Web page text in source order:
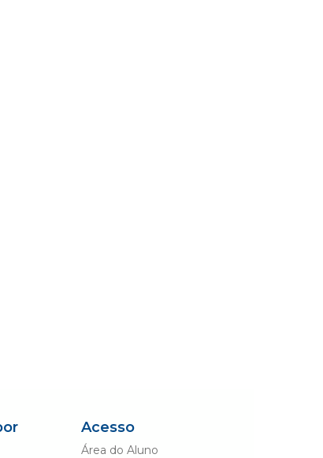
Acesso
Área do Aluno